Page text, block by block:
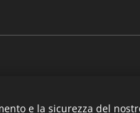
e la sicurezza del